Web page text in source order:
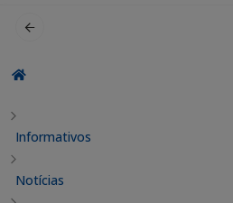
Informativos
Notícias